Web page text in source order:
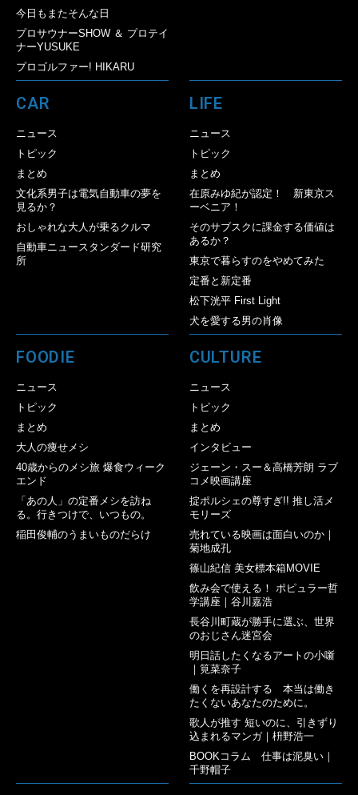
今日もまたそんな日
プロサウナーSHOW ＆ プロテイ
ナーYUSUKE
プロゴルファー! HIKARU
CAR
ニュース
トピック
まとめ
文化系男子は電気自動車の夢を
見るか？
おしゃれな大人が乗るクルマ
自動車ニュースタンダード研究
所
LIFE
ニュース
トピック
まとめ
在原みゆ紀が認定！ 新東京ス
ーベニア！
そのサブスクに課金する価値は
あるか？
東京で暮らすのをやめてみた
定番と新定番
松下洸平 First Light
犬を愛する男の肖像
FOODIE
ニュース
トピック
まとめ
大人の痩せメシ
40歳からのメシ旅 爆食ウィーク
エンド
「あの人」の定番メシを訪ね
る。行きつけで、いつもの。
稲田俊輔のうまいものだらけ
CULTURE
ニュース
トピック
まとめ
インタビュー
ジェーン・スー＆高橋芳朗 ラブ
コメ映画講座
掟ポルシェの尊すぎ!! 推し活メ
モリーズ
売れている映画は面白いのか｜
菊地成孔
篠山紀信 美女標本箱MOVIE
飲み会で使える！ ポピュラー哲
学講座｜谷川嘉浩
長谷川町蔵が勝手に選ぶ、世界
のおじさん迷宮会
明日話したくなるアートの小噺
｜筧菜奈子
働くを再設計する 本当は働き
たくないあなたのために。
歌人が推す 短いのに、引きずり
込まれるマンガ｜枡野浩一
BOOKコラム 仕事は泥臭い｜
千野帽子